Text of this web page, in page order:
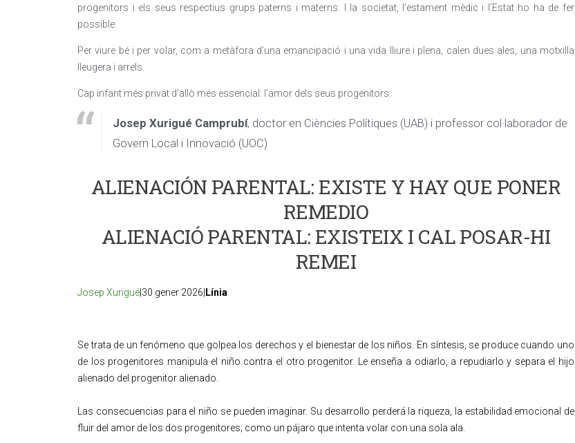
progenitors i els seus respectius grups paterns i materns. I la societat, l’estament mèdic i l’Estat ho ha de fer
possible.
Per viure bé i per volar, com a metàfora d’una emancipació i una vida lliure i plena, calen dues ales, una motxilla
lleugera i arrels.
Cap infant més privat d’allò més essencial: l’amor dels seus progenitors.
Josep Xurigué Camprubí, doctor en Ciències Polítiques (UAB) i professor col·laborador de
Govern Local i Innovació (UOC)
ALIENACIÓN PARENTAL: EXISTE Y HAY QUE PONER
REMEDIO
ALIENACIÓ PARENTAL: EXISTEIX I CAL POSAR-HI
REMEI
Josep Xurigué |30 gener 2026| Línia
Se trata de un fenómeno que golpea los derechos y el bienestar de los niños. En síntesis, se produce cuando uno
de los progenitores manipula el niño contra el otro progenitor. Le enseña a odiarlo, a repudiarlo y separa el hijo
alienado del progenitor alienado.
Las consecuencias para el niño se pueden imaginar. Su desarrollo perderá la riqueza, la estabilidad emocional de
fluir del amor de los dos progenitores; como un pájaro que intenta volar con una sola ala.